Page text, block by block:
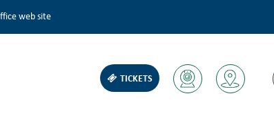
web site
TICKETS